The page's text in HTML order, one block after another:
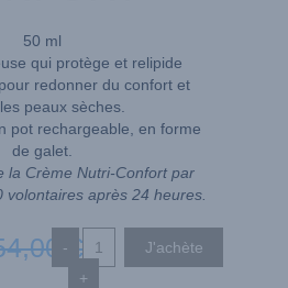
50 ml
qui protège et relipide
redonner du confort et
peaux sèches.
pot rechargeable, en forme
de galet.
la Crème Nutri-Confort par
volontaires après 24 heures.
,00 €
-
+